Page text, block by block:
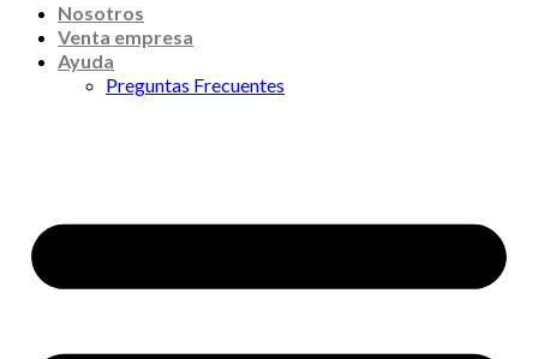
Nosotros
Venta empresa
Ayuda
Preguntas Frecuentes